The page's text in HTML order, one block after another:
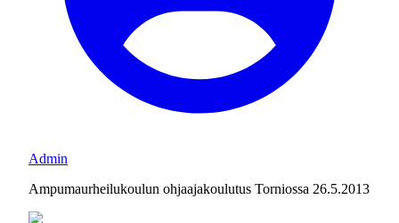
Admin
Ampumaurheilukoulun ohjaajakoulutus Torniossa 26.5.2013